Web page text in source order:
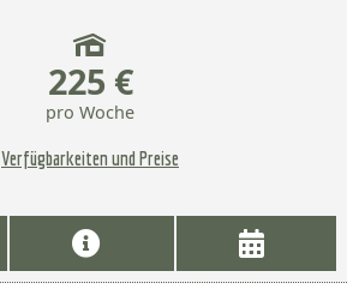
225 €
pro Woche
Verfügbarkeiten und Preise